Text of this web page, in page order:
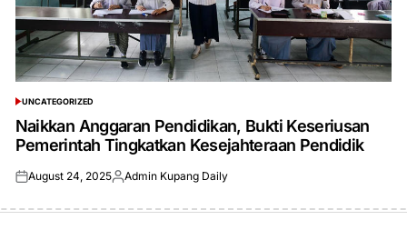
POSTED
IN
UNCATEGORIZED
Naikkan Anggaran Pendidikan, Bukti Keseriusan
Pemerintah Tingkatkan Kesejahteraan Pendidik
Posted
August 24, 2025Posted
Admin Kupang Daily